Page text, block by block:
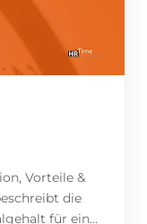
Vorteile &
die
für eine